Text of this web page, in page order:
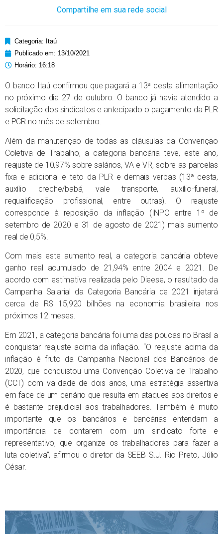
Compartilhe em sua rede social
Categoria: Itaú
Publicado em: 13/10/2021
Horário: 16:18
O banco Itaú confirmou que pagará a 13ª cesta alimentação
no próximo dia 27 de outubro. O banco já havia atendido a
solicitação dos sindicatos e antecipado o pagamento da PLR
e PCR no mês de setembro.
Além da manutenção de todas as cláusulas da Convenção
Coletiva de Trabalho, a categoria bancária teve, este ano,
reajuste de 10,97% sobre salários, VA e VR, sobre as parcelas
fixa e adicional e teto da PLR e demais verbas (13ª cesta,
auxílio creche/babá, vale transporte, auxílio-funeral,
requalificação profissional, entre outras). O reajuste
corresponde à reposição da inflação (INPC entre 1º de
setembro de 2020 e 31 de agosto de 2021) mais aumento
real de 0,5%.
Com mais este aumento real, a categoria bancária obteve
ganho real acumulado de 21,94% entre 2004 e 2021. De
acordo com estimativa realizada pelo Dieese, o resultado da
Campanha Salarial da Categoria Bancária de 2021 injetará
cerca de R$ 15,920 bilhões na economia brasileira nos
próximos 12 meses.
Em 2021, a categoria bancária foi uma das poucas no Brasil a
conquistar reajuste acima da inflação. “O reajuste acima da
inflação é fruto da Campanha Nacional dos Bancários de
2020, que conquistou uma Convenção Coletiva de Trabalho
(CCT) com validade de dois anos, uma estratégia assertiva
em face de um cenário que resulta em ataques aos direitos e
é bastante prejudicial aos trabalhadores. Também é muito
importante que os bancários e bancárias entendam a
importância de contarem com um sindicato forte e
representativo, que organize os trabalhadores para fazer a
luta coletiva”, afirmou o diretor da SEEB S.J. Rio Preto, Júlio
César.